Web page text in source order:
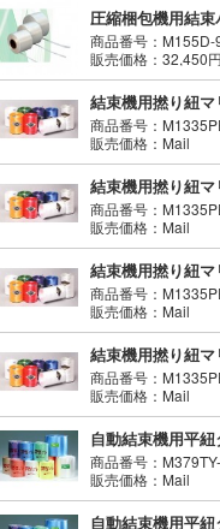
圧縮梱包機用結
商品番号：M155D-
販売価格：32,450
結束機用撚り紐
商品番号：
販売価格：Mail
結束機用撚り紐
商品番号：
販売価格：Mail
結束機用撚り紐
商品番号：
販売価格：Mail
結束機用撚り紐
商品番号：
販売価格：Mail
自動結束機用平
商品番号：
販売価格：Mail
自動結束機用平